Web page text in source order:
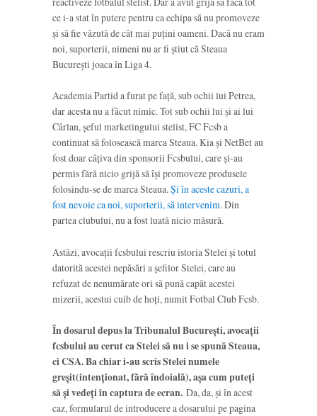
ce i-a stat în putere pentru ca echipa să nu promoveze
și să fie văzută de cât mai puțini oameni. Dacă nu eram
noi, suporterii, nimeni nu ar fi știut că Steaua
București joaca în Liga 4.
Academia Partid a furat pe față, sub ochii lui Petrea,
dar acesta nu a făcut nimic. Tot sub ochii lui și ai lui
Cârlan, șeful marketingului stelist, FC Fcsb a
continuat să folosească marca Steaua. Kia și NetBet au
fost doar câțiva din sponsorii Fcsbului, care și-au
permis fără nicio grijă să își promoveze produsele
folosindu-se de marca Steaua.Și în aceste cazuri, a
fost nevoie ca noi, suporterii, să intervenim. Din
partea clubului, nu a fost luată nicio măsură.
Astăzi, avocații fcsbului rescriu istoria Stelei și totul
datorită acestei nepăsări a șefilor Stelei, care au
refuzat de nenumărate ori să pună capăt acestei
mizerii, acestui cuib de hoți, numit Fotbal Club Fcsb.
În dosarul depus la Tribunalul București, avocații
fcsbului au cerut ca Stelei să nu i se spună Steaua,
ci CSA. Ba chiar i-au scris Stelei numele
greșit(intenționat, fără îndoială), așa cum puteți
să și vedeți în captura de ecran. Da, da, și în acest
caz, formularul de introducere a dosarului pe pagina